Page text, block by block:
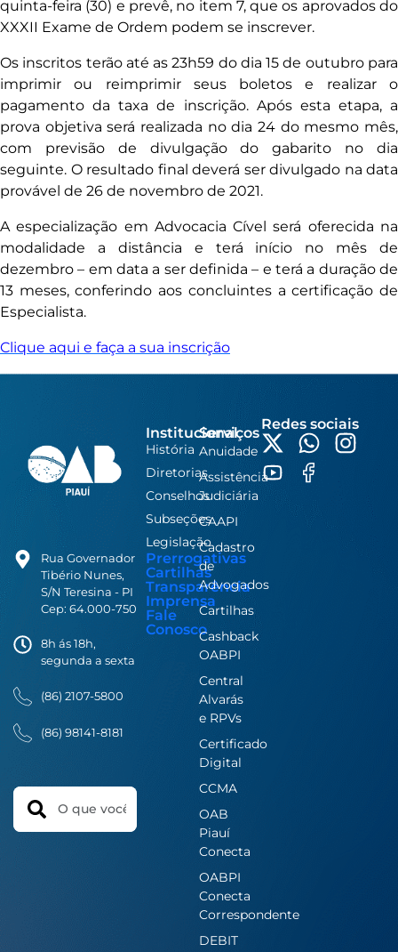
quinta-feira (30) e prevê, no item 7, que os aprovados do
XXXII Exame de Ordem podem se inscrever.
Os inscritos terão até as 23h59 do dia 15 de outubro para
imprimir ou reimprimir seus boletos e realizar o
pagamento da taxa de inscrição. Após esta etapa, a
prova objetiva será realizada no dia 24 do mesmo mês,
com previsão de divulgação do gabarito no dia
seguinte. O resultado final deverá ser divulgado na data
provável de 26 de novembro de 2021.
A especialização em Advocacia Cível será oferecida na
modalidade a distância e terá início no mês de
dezembro – em data a ser definida – e terá a duração de
13 meses, conferindo aos concluintes a certificação de
Especialista.
Clique aqui e faça a sua inscrição
Rua Governador
Tibério Nunes,
S/N Teresina - PI
Cep: 64.000-750
8h ás 18h,
segunda a sexta
(86) 2107-5800
(86) 98141-8181
Search
Institucional
História
Diretorias
Conselhos
Subseções
Legislação
Prerrogativas
Cartilhas
Transparência
Imprensa
Fale
Conosco
Serviços
Anuidade
Assistência
Judiciária
CAAPI
Cadastro
de
Advogados
Cartilhas
Cashback
OABPI
Central
Alvarás
e RPVs
Certificado
Digital
CCMA
OAB
Piauí
Conecta
OABPI
Conecta
Correspondente
DEBIT
Redes sociais